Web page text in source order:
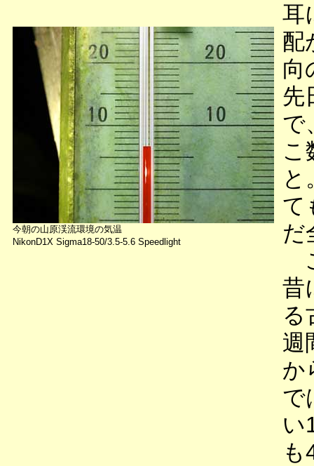
今朝の山原渓流環境の気温
NikonD1X Sigma18-50/3.5-5.6 Speedlight
耳
配
向
先
で
こ
と
て
だ
昔
る
週
か
で
い